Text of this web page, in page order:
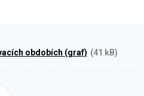
obdobích (graf) (41 kB)